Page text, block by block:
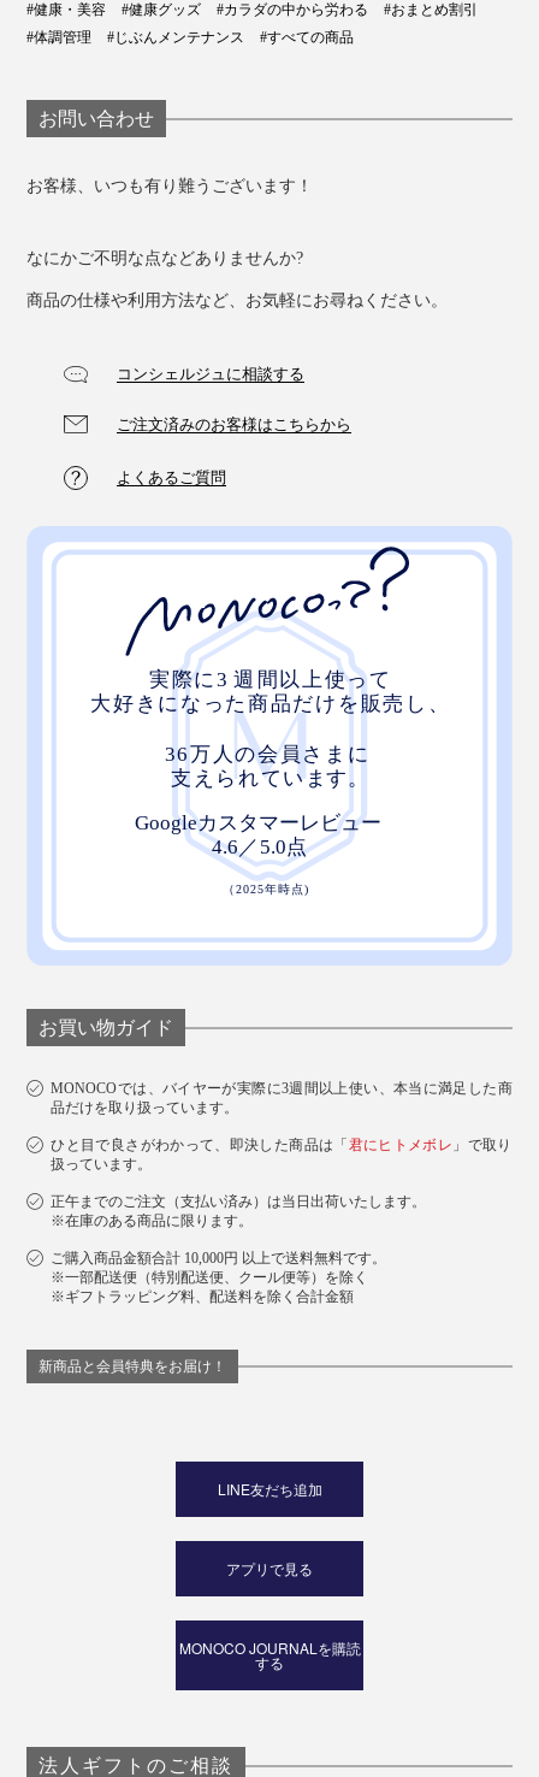
#健康・美容 #健康グッズ #カラダの中から労わる
#おまとめ割引
#体調管理
#じぶんメンテナンス #すべての商品
お問い合わせ
お客様、いつも有り難うございます！
なにかご不明な点などありませんか?
商品の仕様や利用方法など、お気軽にお尋ねください。
コンシェルジュに相談する
ご注文済みのお客様はこちらから
よくあるご質問
お買い物ガイド
MONOCOでは、バイヤーが実際に3週間以上使い、本当に満足した商
品だけを取り扱っています。
ひと目で良さがわかって、即決した商品は「 君にヒトメボレ 」で取り
扱っています。
正午までのご注文（支払い済み）は当日出荷いたします。
※在庫のある商品に限ります。
ご購入商品金額合計 10,000円 以上で送料無料です。
※一部配送便（特別配送便、クール便等）を除く
※ギフトラッピング料、配送料を除く合計金額
新商品と会員特典をお届け！
LINE友だち追加
アプリで見る
MONOCO JOURNALを購読
する
法人ギフトのご相談